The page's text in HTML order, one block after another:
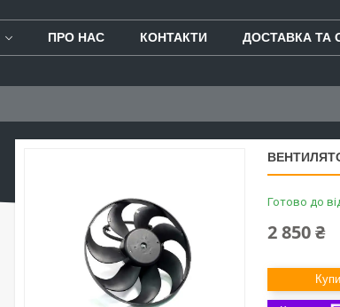
ПРО НАС КОНТАКТИ ДОСТАВКА ТА
Готово до
2 850 ₴